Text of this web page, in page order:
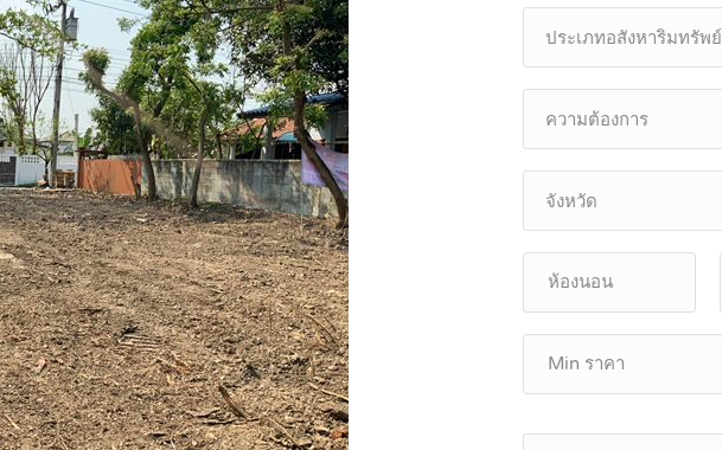
ประเภทอสังหาริมทรัพย์
ความต้องการ
จังหวัด